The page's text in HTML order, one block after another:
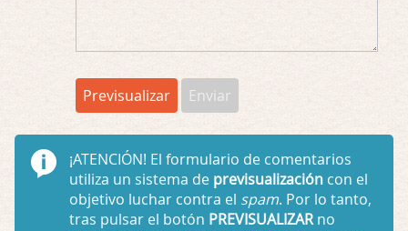
¡ATENCIÓN! El formulario de comentarios
utiliza un sistema de previsualizacióncon el
objetivo luchar contra el spam. Por lo tanto,
tras pulsar el botón PREVISUALIZARno